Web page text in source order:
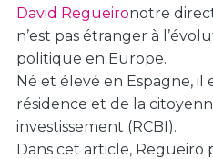
David Regueironotre
n’est pas étranger à
politique en Europe.
Né et élevé en Espagne, il
résidence et de la
investissement (RCBI).
Dans cet article, Regueiro